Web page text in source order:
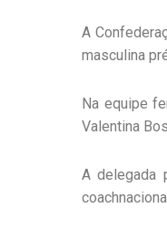
A
masculina
Na equipe
Valentina
A delegada
coach